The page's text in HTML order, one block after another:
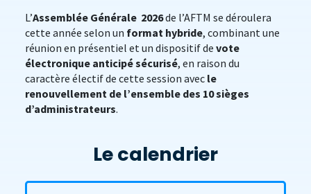
L’Assemblée Générale 2026de l’AFTM se déroulera
cette année selon un format hybride, combinant une
réunion en présentiel et un dispositif de vote
électronique anticipé sécurisé, en raison du
caractère électif de cette session avec le
renouvellement de l’ensemble des 10 sièges
d’administrateurs.
Le calendrier